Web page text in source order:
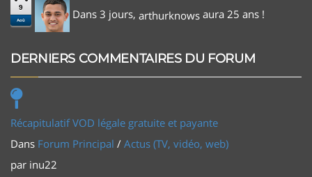
9
Aoû Dans 3 jours, arthurknows aura 25 ans !
DERNIERS COMMENTAIRES DU FORUM
Récapitulatif VOD légale gratuite et payante
Dans Forum Principal / Actus (TV, vidéo, web)
par inu22